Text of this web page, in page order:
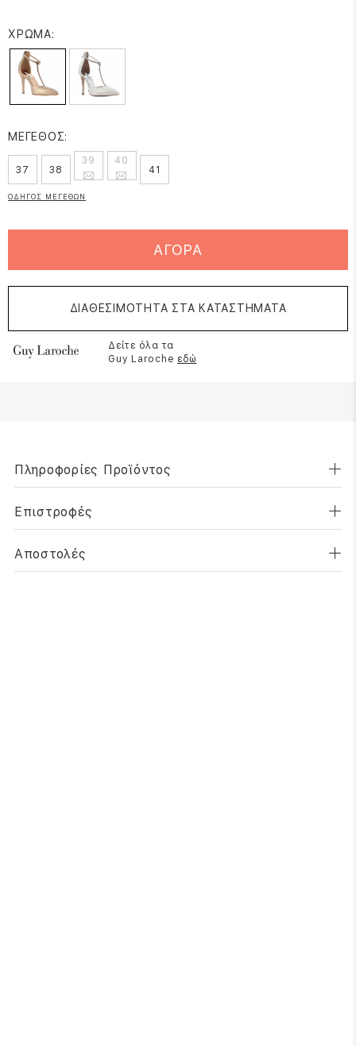
ΧΡΩΜΑ:
ΜΕΓΕΘΟΣ:
37 38
39
40
41
ΟΔΗΓΟΣ ΜΕΓΕΘΩΝ
ΑΓΟΡΑ
ΔΙΑΘΕΣΙΜΟΤΗΤΑ ΣΤΑ ΚΑΤΑΣΤΗΜΑΤΑ
Δείτε όλα τα
Guy Laroche εδώ
Πληροφορίες Προϊόντος
Επιστροφές
Αποστολές